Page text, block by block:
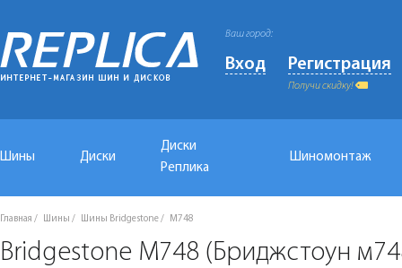
Ваш город:
Вход Регистрация
Получи скидку!
Шины Диски
Диски
Реплика
Шиномонтаж
Главная Шины Шины Bridgestone M748
Bridgestone M748 (Бриджстоун